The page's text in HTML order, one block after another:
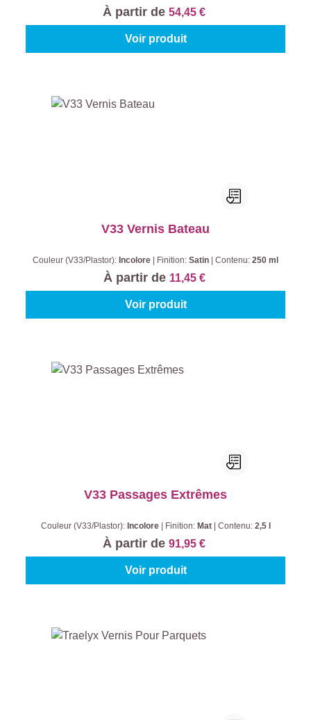
À partir de 54,45 €
Voir produit
V33 Vernis Bateau
Couleur (V33/Plastor): Incolore Finition: Satin Contenu: 250 ml
À partir de 11,45 €
Voir produit
V33 Passages Extrêmes
Couleur (V33/Plastor): Incolore Finition: Mat Contenu: 2,5 l
À partir de 91,95 €
Voir produit